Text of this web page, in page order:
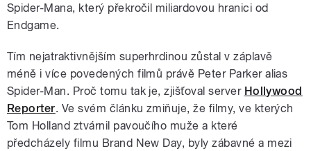
Spider-Mana, který překročil miliardovou hranici od
Endgame.
Tím nejatraktivnějším superhrdinou zůstal v záplavě
méně i více povedených filmů právě Peter Parker alias
Spider-Man. Proč tomu tak je, zjišťoval server Hollywood
Reporter. Ve svém článku zmiňuje, že filmy, ve kterých
Tom Holland ztvárnil pavoučího muže a které
předcházely filmu Brand New Day, byly zábavné a mezi